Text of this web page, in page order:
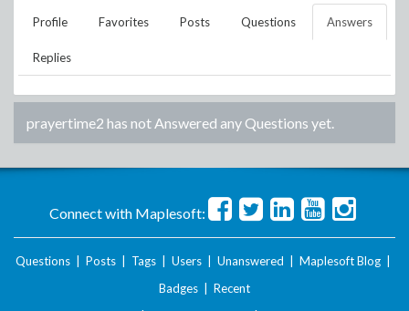
Profile Favorites Posts Questions Answers
Replies
prayertime2 has not Answered any Questions yet.
Connect with Maplesoft:
Questions Posts Tags Users Unanswered Maplesoft Blog
Badges
Recent